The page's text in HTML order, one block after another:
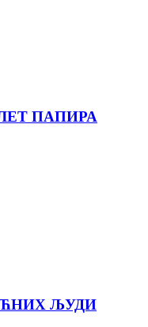
ПАПИРА
ЉУДИ